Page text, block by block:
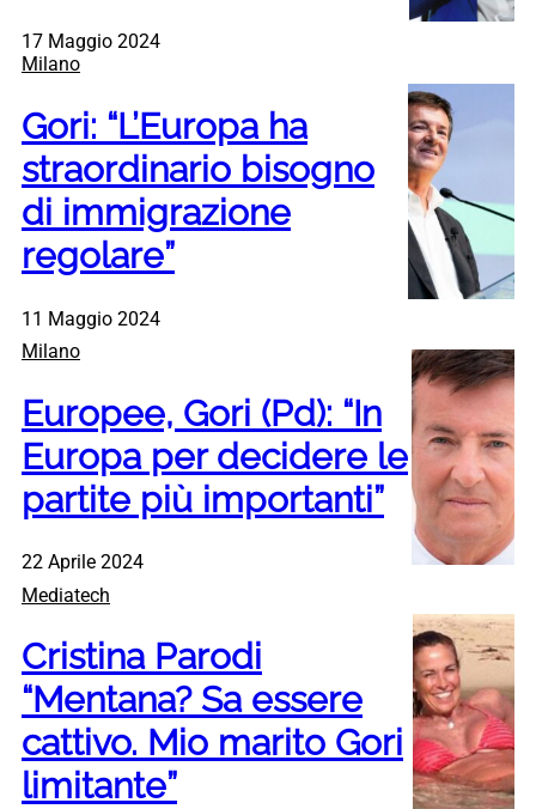
17 Maggio 2024
Milano
Gori: “L’Europa ha
straordinario bisogno
di immigrazione
regolare”
11 Maggio 2024
Milano
Europee, Gori (Pd): “In
Europa per decidere le
partite più importanti”
22 Aprile 2024
Mediatech
Cristina Parodi
“Mentana? Sa essere
cattivo. Mio marito Gori
limitante”